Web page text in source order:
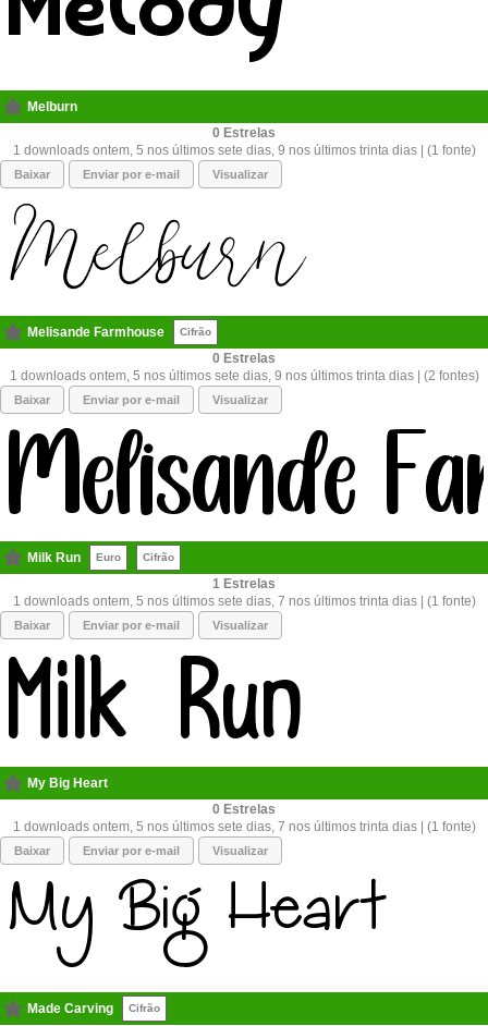
Melburn
0
1 downloads ontem, 5 nos últimos sete dias, 9 nos últimos trinta dias | (1 fonte)
Baixar Enviar por e-mail Visualizar
Melisande Farmhouse Cifrão
0
1 downloads ontem, 5 nos últimos sete dias, 9 nos últimos trinta dias | (2 fontes)
Baixar Enviar por e-mail Visualizar
Milk Run Euro Cifrão
1
1 downloads ontem, 5 nos últimos sete dias, 7 nos últimos trinta dias | (1 fonte)
Baixar Enviar por e-mail Visualizar
My Big Heart
0
1 downloads ontem, 5 nos últimos sete dias, 7 nos últimos trinta dias | (1 fonte)
Baixar Enviar por e-mail Visualizar
Made Carving Cifrão